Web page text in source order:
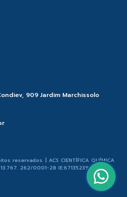
909 Jardim Marchissolo
reservados. | ACS CIENTÍFICA QUÍMICA
13.767. 262/0001-28 IE:671352396.176 |